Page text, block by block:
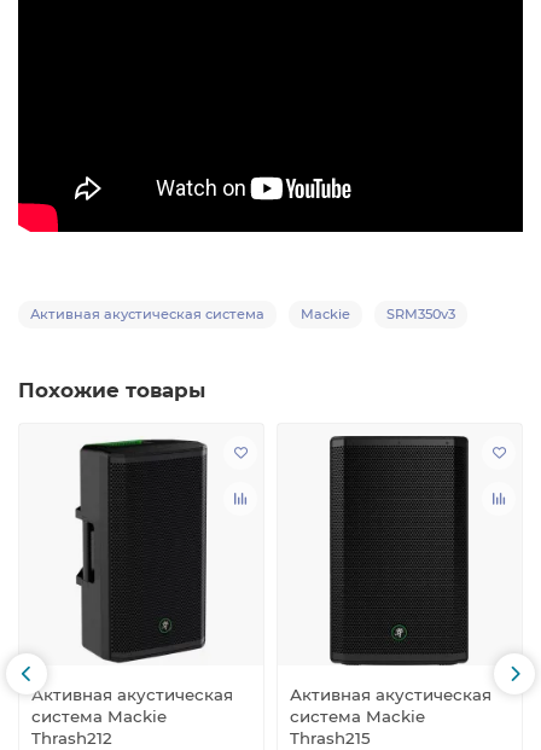
Активная акустическая система Mackie SRM350v3
Похожие товары
Активная акустическая
система Mackie
Thrash212
Активная акустическая
система Mackie
Thrash215